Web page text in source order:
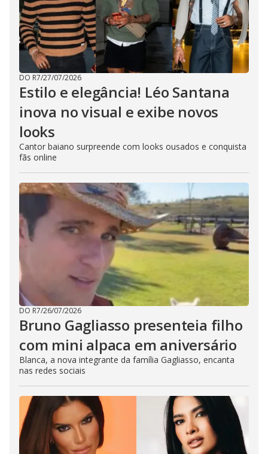
DO R7/27/07/2026
Estilo e elegância! Léo Santana
inova no visual e exibe novos
looks
Cantor baiano surpreende com looks ousados e conquista
fãs online
DO R7/26/07/2026
Bruno Gagliasso presenteia filho
com mini alpaca em aniversário
Blanca, a nova integrante da família Gagliasso, encanta
nas redes sociais